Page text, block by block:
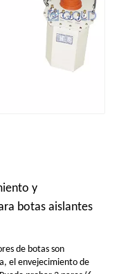
y
botas aislantes
de botas son
el envejecimiento de